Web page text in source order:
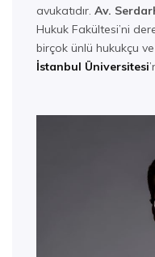
avukatıdır. Av.
Hukuk Fakültesi’ni
birçok ünlü hukukçu
İstanbul Üniversitesi